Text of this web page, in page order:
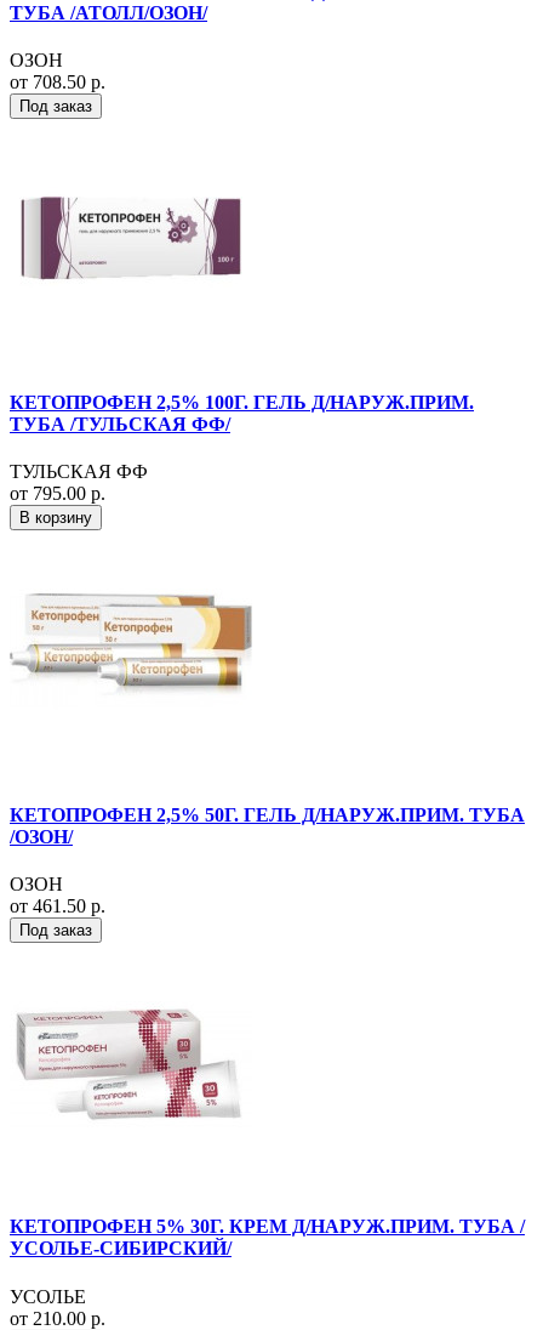
ТУБА /АТОЛЛ/ОЗОН/
ОЗОН
от 708.50 р.
Под заказ
КЕТОПРОФЕН 2,5% 100Г. ГЕЛЬ Д/НАРУЖ.ПРИМ.
ТУБА /ТУЛЬСКАЯ ФФ/
ТУЛЬСКАЯ ФФ
от 795.00 р.
В корзину
КЕТОПРОФЕН 2,5% 50Г. ГЕЛЬ Д/НАРУЖ.ПРИМ. ТУБА
/ОЗОН/
ОЗОН
от 461.50 р.
Под заказ
КЕТОПРОФЕН 5% 30Г. КРЕМ Д/НАРУЖ.ПРИМ. ТУБА /
УСОЛЬЕ-СИБИРСКИЙ/
УСОЛЬЕ
от 210.00 р.